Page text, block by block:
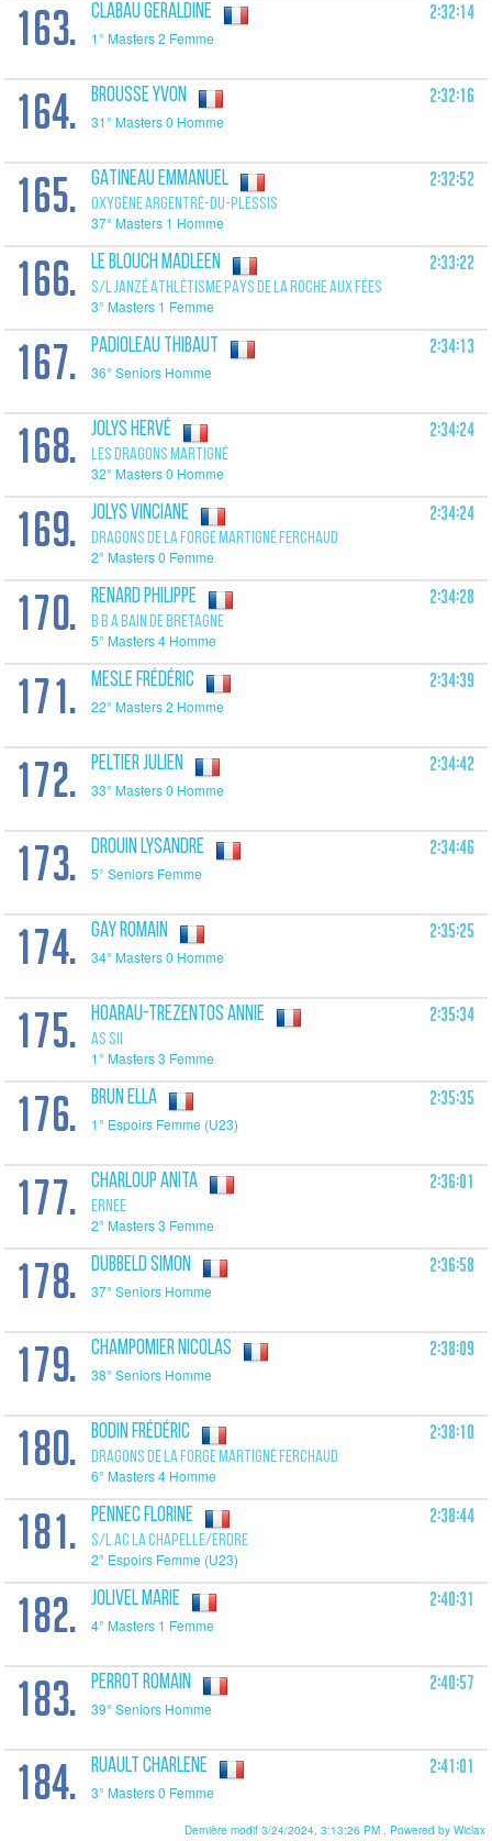
163. CLABAU Geraldine
1° Masters 2 Femme
2:32:14
164. BROUSSE Yvon
31° Masters 0 Homme
2:32:16
165. GATINEAU Emmanuel
OXYGÈNE ARGENTRÉ-DU-PLESSIS
37° Masters 1 Homme
2:32:52
166. LE BLOUCH Madleen
S/L JANZÉ ATHLÉTISME PAYS DE LA ROCHE AUX FÉES
3° Masters 1 Femme
2:33:22
167. PADIOLEAU Thibaut
36° Seniors Homme
2:34:13
168. JOLYS Hervé
LES DRAGONS MARTIGNÉ
32° Masters 0 Homme
2:34:24
169. JOLYS Vinciane
DRAGONS DE LA FORGE MARTIGNÉ FERCHAUD
2° Masters 0 Femme
2:34:24
170. RENARD Philippe
B B A BAIN DE BRETAGNE
5° Masters 4 Homme
2:34:28
171. MESLE Frédéric
22° Masters 2 Homme
2:34:39
172. PELTIER Julien
33° Masters 0 Homme
2:34:42
173. DROUIN Lysandre
5° Seniors Femme
2:34:46
174. GAY Romain
34° Masters 0 Homme
2:35:25
175. HOARAU-TREZENTOS Annie
AS SII
1° Masters 3 Femme
2:35:34
176. BRUN Ella
1° Espoirs Femme (U23)
2:35:35
177. CHARLOUP Anita
ERNEE
2° Masters 3 Femme
2:36:01
178. DUBBELD Simon
37° Seniors Homme
2:36:58
179. CHAMPOMIER Nicolas
38° Seniors Homme
2:38:09
180. BODIN Frédéric
DRAGONS DE LA FORGE MARTIGNÉ FERCHAUD
6° Masters 4 Homme
2:38:10
181. PENNEC Florine
S/L AC LA CHAPELLE/ERDRE
2° Espoirs Femme (U23)
2:38:44
182. JOLIVEL Marie
4° Masters 1 Femme
2:40:31
183. PERROT Romain
39° Seniors Homme
2:40:57
184. RUAULT Charlene
3° Masters 0 Femme
2:41:01
Dernière modif 3/24/2024, 3:13:26 PM . Powered by Wiclax